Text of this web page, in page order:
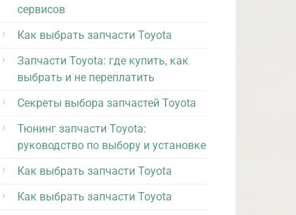
сервисов
Как выбрать запчасти Toyota
Запчасти Toyota: где купить, как
выбрать и не переплатить
Секреты выбора запчастей Toyota
Тюнинг запчасти Toyota:
руководство по выбору и установке
Как выбрать запчасти Toyota
Как выбрать запчасти Toyota